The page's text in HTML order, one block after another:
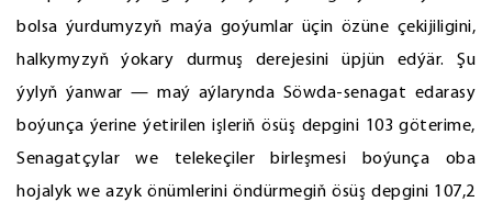
bolsa ýurdumyzyň maýa goýumlar üçin özüne çekijiligini,
halkymyzyň ýokary durmuş derejesini üpjün edýär. Şu
ýylyň ýanwar — maý aýlarynda Söwda-senagat edarasy
boýunça ýerine ýetirilen işleriň ösüş depgini 103 göterime,
Senagatçylar we telekeçiler birleşmesi boýunça oba
hojalyk we azyk önümlerini öndürmegiň ösüş depgini 107,2